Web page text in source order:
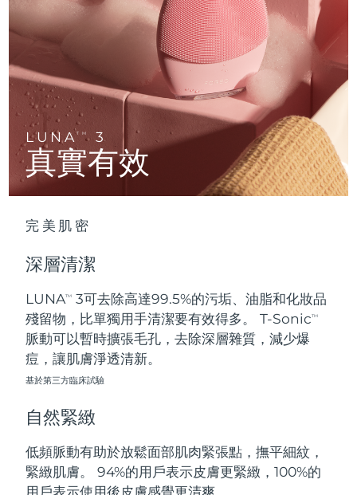
LUNATM 3
真實有效
完美肌密
深層清潔
LUNATM
3可去除高達99.5%的污垢、油脂和化妝品
殘留物，比單獨用手清潔要有效得多。 T-SonicTM
脈動可以暫時擴張毛孔，去除深層雜質，減少爆
痘，讓肌膚淨透清新。
基於第三方臨床試驗
自然緊緻
低頻脈動有助於放鬆面部肌肉緊張點，撫平細紋，
緊緻肌膚。 94%的用戶表示皮膚更緊緻，100%的
用戶表示使用後皮膚感覺更清爽。
ESPADA™ 設備
All acne treatment devices
眼部護理設備
All revitalizing eye massagers
KIWI™ 皮肤护理
Advanced pore care essentials
LUNA™ Dual-Peptide Scalp
For healthy hair
issa™ Teeth Whitening Gel
護膚品 男士
全部購買
關於我們
曼島 預計送達日期 8/10/26
預計送達日期
義大利 預計送達日期 8/8/26
日本 預計送達日期8/11/26
澤西島 預計送達日期8/13/26
黎巴嫩 預計送達日期8/9/26
立陶宛
中國澳門特別行政區
馬來西亞 預計送達日期8/11/26